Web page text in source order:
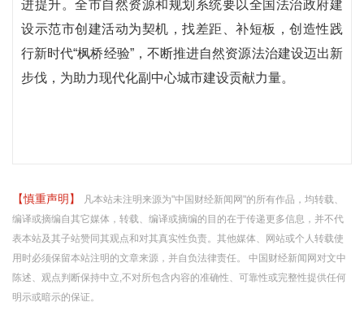
进提升。全市自然资源和规划系统要以全国法治政府建
设示范市创建活动为契机，找差距、补短板，创造性践
行新时代“枫桥经验”，不断推进自然资源法治建设迈出新
步伐，为助力现代化副中心城市建设贡献力量。
【慎重声明】
凡本站未注明来源为"中国财经新闻网"的所有作品，均转载、
编译或摘编自其它媒体，转载、编译或摘编的目的在于传递更多信息，并不代
表本站及其子站赞同其观点和对其真实性负责。其他媒体、网站或个人转载使
用时必须保留本站注明的文章来源，并自负法律责任。 中国财经新闻网对文中
陈述、观点判断保持中立,不对所包含内容的准确性、可靠性或完整性提供任何
明示或暗示的保证。